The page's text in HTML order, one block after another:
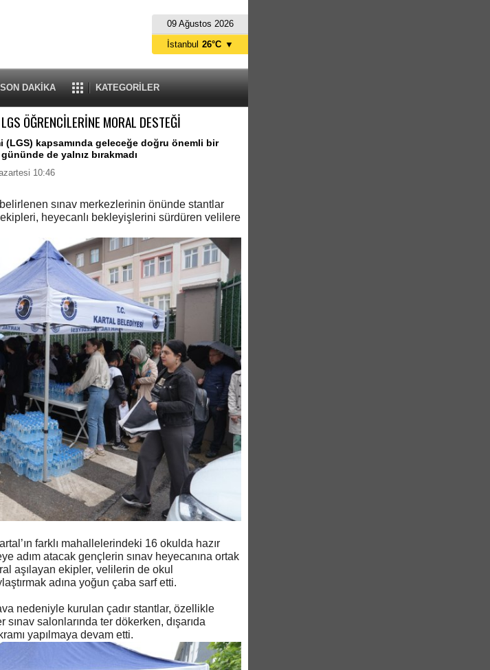
09 Ağustos 2026
SON DAKİKA KATEGORİLER
İstanbul 26°C ▼
ÖĞRENCİLERİNE MORAL DESTEĞİ
kapsamında geleceğe doğru önemli bir
de yalnız bırakmadı
10:46
sınav merkezlerinin önünde stantlar
heyecanlı bekleyişlerini sürdüren velilere
farklı mahallelerindeki 16 okulda hazır
adım atacak gençlerin sınav heyecanına ortak
aşılayan ekipler, velilerin de okul
adına yoğun çaba sarf etti.
nedeniyle kurulan çadır stantlar, özellikle
salonlarında ter dökerken, dışarıda
yapılmaya devam etti.